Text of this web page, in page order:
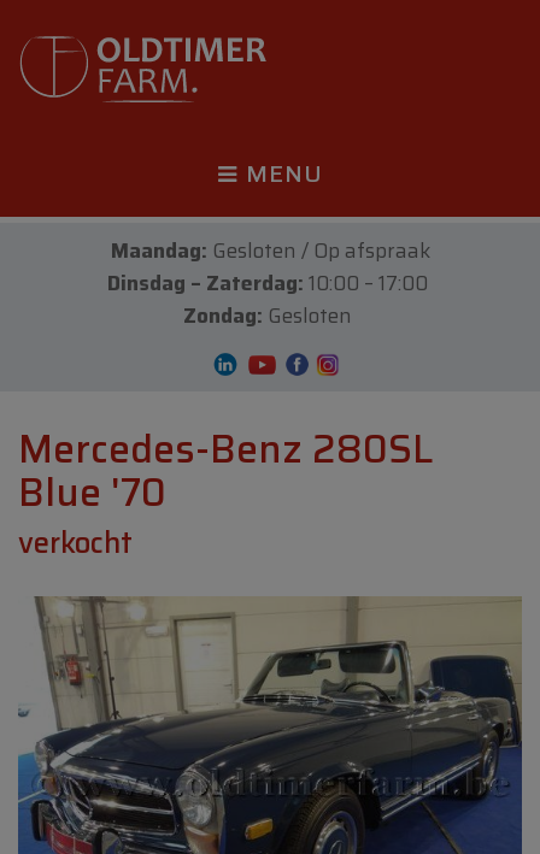
MENU
Maandag: Gesloten / Op afspraak
Dinsdag – Zaterdag:10:00 – 17:00
Zondag: Gesloten
Mercedes-Benz 280SL
Blue '70
verkocht